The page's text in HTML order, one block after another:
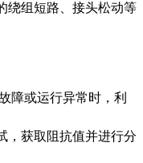
绕组短路、接头松动等
障或运行异常时，利
，获取阻抗值并进行分